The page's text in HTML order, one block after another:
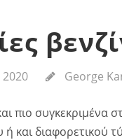
George
πιο συγκεκριμένα
και διαφορετικού